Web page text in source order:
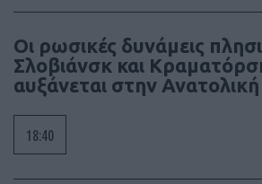
Οι ρωσικές δυνάμεις
Σλοβιάνσκ και
αυξάνεται στην
18:40